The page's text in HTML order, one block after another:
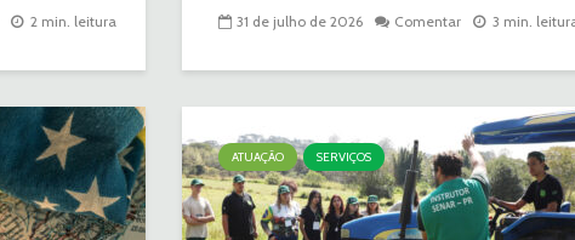
2 min. leitura 31 de julho de 2026 Comentar 3 min.
ATUAÇÃO SERVIÇOS